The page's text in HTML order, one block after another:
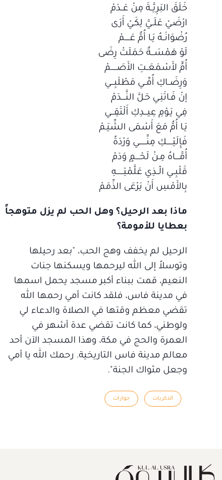
خَلَقَ البَرِيَّــةَ مِنْ عَــدَمْ
ارْضَـيْ عَلَــيَّ لِكَـيْ أَرَى
رُضْوَانَــهُ يَـا أُمُّ عَـــــمْ
لَوْ هَمْسَـــةٌ حَمَلَتْ رِضَى
أُمٍّ لأَسْمَعَــتِ الأَصَــــــمْ
وَرِضَــاكِ أُمِّــي مَطْلَبِـــي
إنْ فَـاتَنِـي حَـلَّ النَّــــدَمْ
فِي يَـوْمِ عِيـــدِكِ أَلْتَقِـــي
يَـا أُمُّ مَعَ أَسْمَى الشِّيَـمْ
فَإِلَيْــــــكِ مِنِّـــــــي وَرْدَةً
أُمَّــــاهُ مِـنْ لَحْــــمٍ وَدَمْ
قَلْبِــي الّــذِي عَلَّمْتِـــــــهِ
بِالأَمْسِ أَنْ يَرْعَى الذِّمَمْ
ماذا بعد الرحيل؟ وهل الحب لم يزل متوهجاً
بعطايا للأمومة؟
الرحيل لم يخفف وهج الحب، "بعد رحيلها
وتوسلاً إلى الله ليرحمها ويسكنها جنات
النعيم، قمت ببناء أكبر مسجد يحمل اسمها
في مدينة فاس، فلقد كانت أمي رحمها الله
تقضي معظم وقتها في الصلاة والدعاء لي
ولوطني، كما كانت تقضي عدة أشهر في
العمرة والحج في مكة، وهذا المسجد الآن أحد
معالم مدينة فاس التاريخية. رحمك الله يا أمي
وجعل مثواك الجنة".
الذكريات حوارات